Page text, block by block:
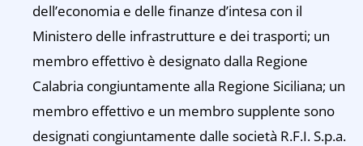
dell’economia e delle finanze d’intesa con il
Ministero delle infrastrutture e dei trasporti; un
membro effettivo è designato dalla Regione
Calabria congiuntamente alla Regione Siciliana; un
membro effettivo e un membro supplente sono
designati congiuntamente dalle società R.F.I. S.p.a.